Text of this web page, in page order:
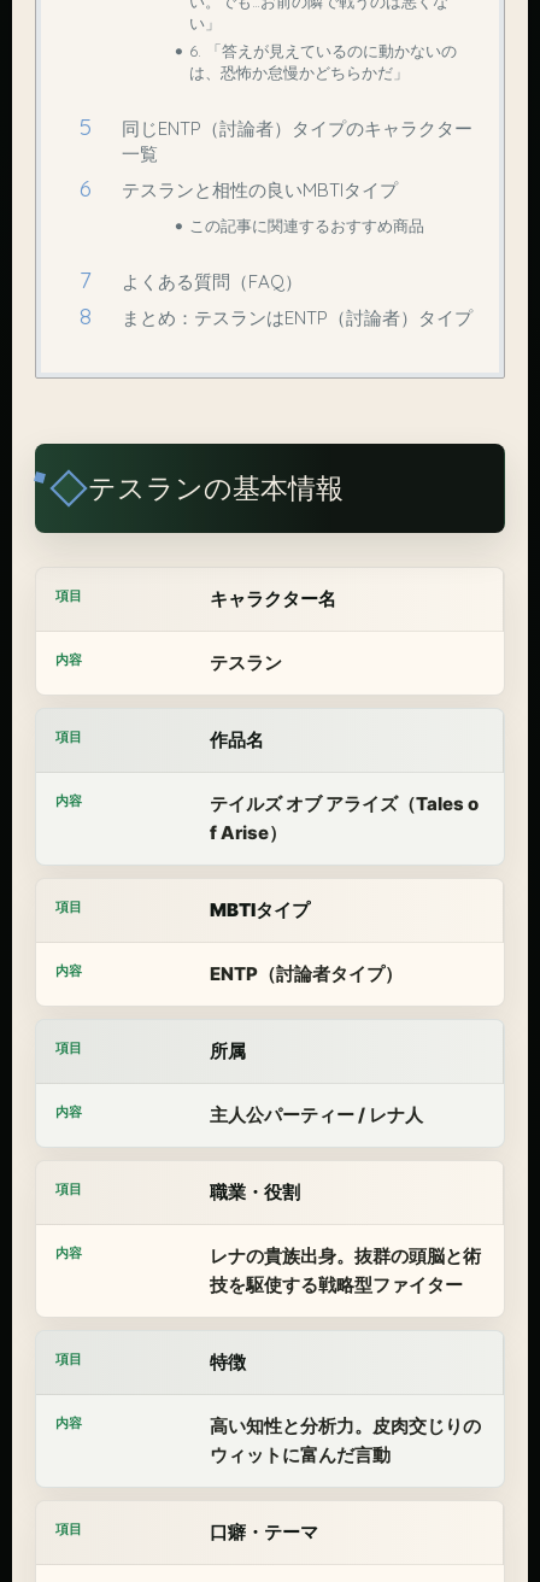
い」
6. 「答えが見えているのに動かないの
は、恐怖か怠慢かどちらかだ」
同じENTP（討論者）タイプのキャラクター
一覧
テスランと相性の良いMBTIタイプ
この記事に関連するおすすめ商品
よくある質問（FAQ）
まとめ：テスランはENTP（討論者）タイプ
テスランの基本情報
キャラクター名
テスラン
作品名
テイルズ オブ アライズ（Tales o
f Arise）
MBTIタイプ
ENTP（討論者タイプ）
所属
主人公パーティー / レナ人
職業・役割
レナの貴族出身。抜群の頭脳と術
技を駆使する戦略型ファイター
特徴
高い知性と分析力。皮肉交じりの
ウィットに富んだ言動
口癖・テーマ